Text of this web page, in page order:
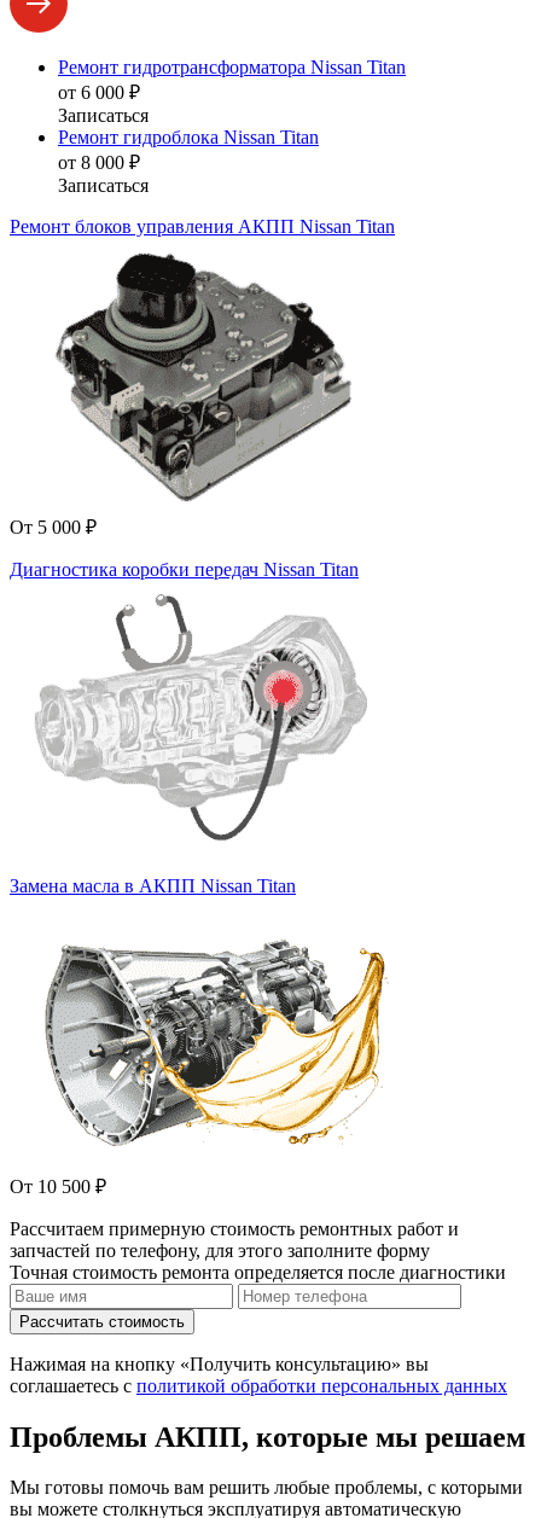
Ремонт гидротрансформатора Nissan Titan
от 6 000 ₽
Записаться
Ремонт гидроблока Nissan Titan
от 8 000 ₽
Записаться
Ремонт блоков управления АКПП Nissan Titan
От 5 000 ₽
Диагностика коробки передач Nissan Titan
Замена масла в АКПП Nissan Titan
От 10 500 ₽
Рассчитаем примерную стоимость ремонтных работ и
запчастей по телефону, для этого заполните форму
Точная стоимость ремонта определяется после диагностики
Рассчитать стоимость
Нажимая на кнопку «Получить консультацию» вы
соглашаетесь с политикой обработки персональных данных
Проблемы АКПП, которые мы решаем
Мы готовы помочь вам решить любые проблемы, с которыми
вы можете столкнуться эксплуатируя автоматическую